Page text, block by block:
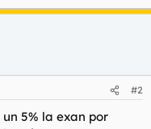
#2
5% la exan por